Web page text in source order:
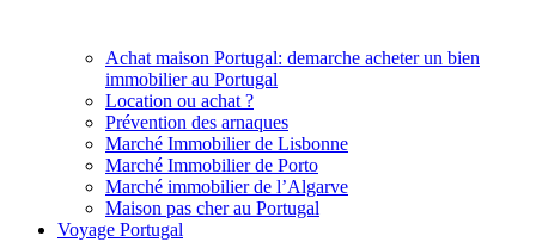
Achat maison Portugal: demarche acheter un bien
immobilier au Portugal
Location ou achat ?
Prévention des arnaques
Marché Immobilier de Lisbonne
Marché Immobilier de Porto
Marché immobilier de l’Algarve
Maison pas cher au Portugal
Voyage Portugal